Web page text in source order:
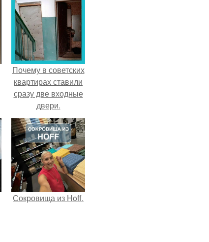
Почему в советских
квартирах ставили
сразу две входные
двери.
Сокровища из Hoff.